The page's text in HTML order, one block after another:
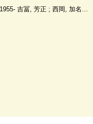
吉冨, 芳正 ; 西岡, 加名恵, 1970-